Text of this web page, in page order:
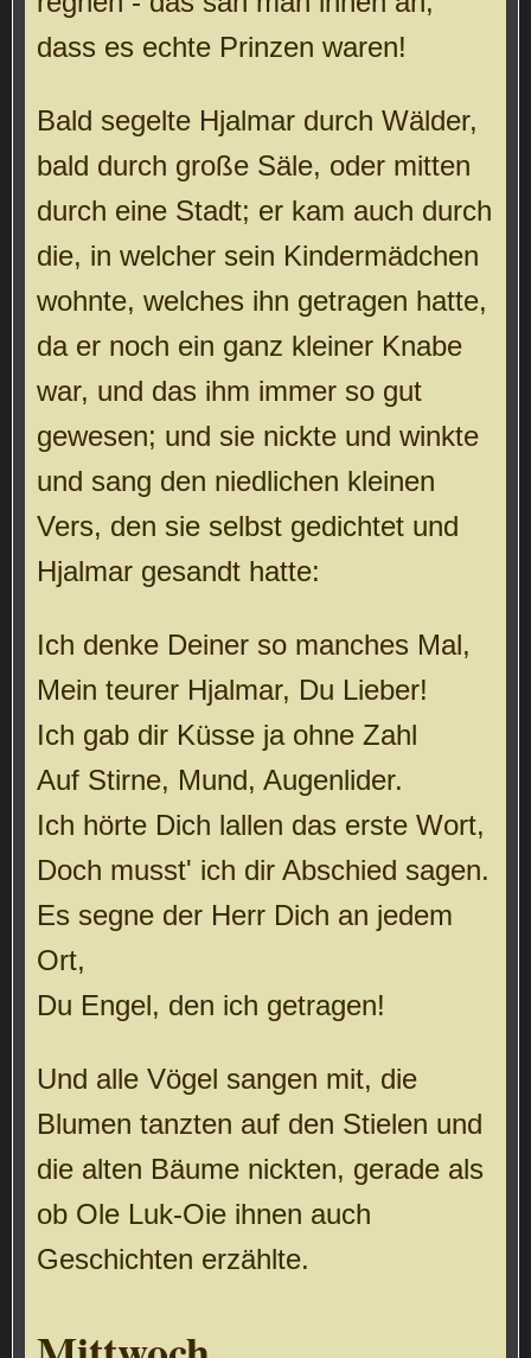
dass es echte Prinzen waren!
Bald segelte Hjalmar durch Wälder,
bald durch große Säle, oder mitten
durch eine Stadt; er kam auch durch
die, in welcher sein Kindermädchen
wohnte, welches ihn getragen hatte,
da er noch ein ganz kleiner Knabe
war, und das ihm immer so gut
gewesen; und sie nickte und winkte
und sang den niedlichen kleinen
Vers, den sie selbst gedichtet und
Hjalmar gesandt hatte:
Ich denke Deiner so manches Mal,
Mein teurer Hjalmar, Du Lieber!
Ich gab dir Küsse ja ohne Zahl
Auf Stirne, Mund, Augenlider.
Ich hörte Dich lallen das erste Wort,
Doch musst' ich dir Abschied sagen.
Es segne der Herr Dich an jedem
Ort,
Du Engel, den ich getragen!
Und alle Vögel sangen mit, die
Blumen tanzten auf den Stielen und
die alten Bäume nickten, gerade als
ob Ole Luk-Oie ihnen auch
Geschichten erzählte.